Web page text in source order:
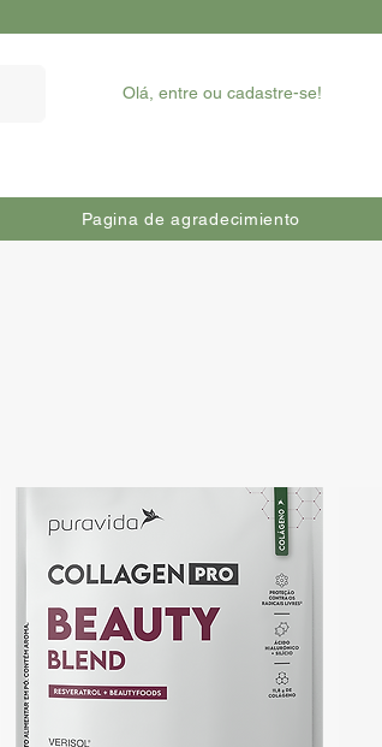
Olá, entre ou cadastre-se!
Pagina de agradecimiento